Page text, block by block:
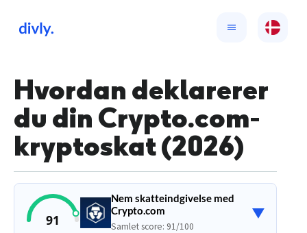
Hvordan deklarerer
du din Crypto.com-
kryptoskat (2026)
91
Nem skatteindgivelse med
Crypto.com
Samlet score: 91/100
▼